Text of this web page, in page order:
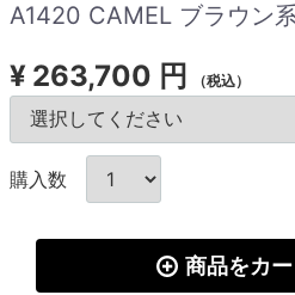
A1420 CAMEL ブラウン
¥ 263,700 円 （税込）
購入数
商品をカ